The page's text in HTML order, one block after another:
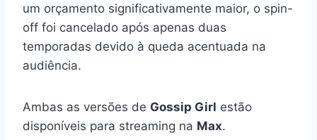
um orçamento significativamente maior, o spin-
off foi cancelado após apenas duas
temporadas devido à queda acentuada na
audiência.
Ambas as versões de Gossip Girl estão
disponíveis para streaming na Max.